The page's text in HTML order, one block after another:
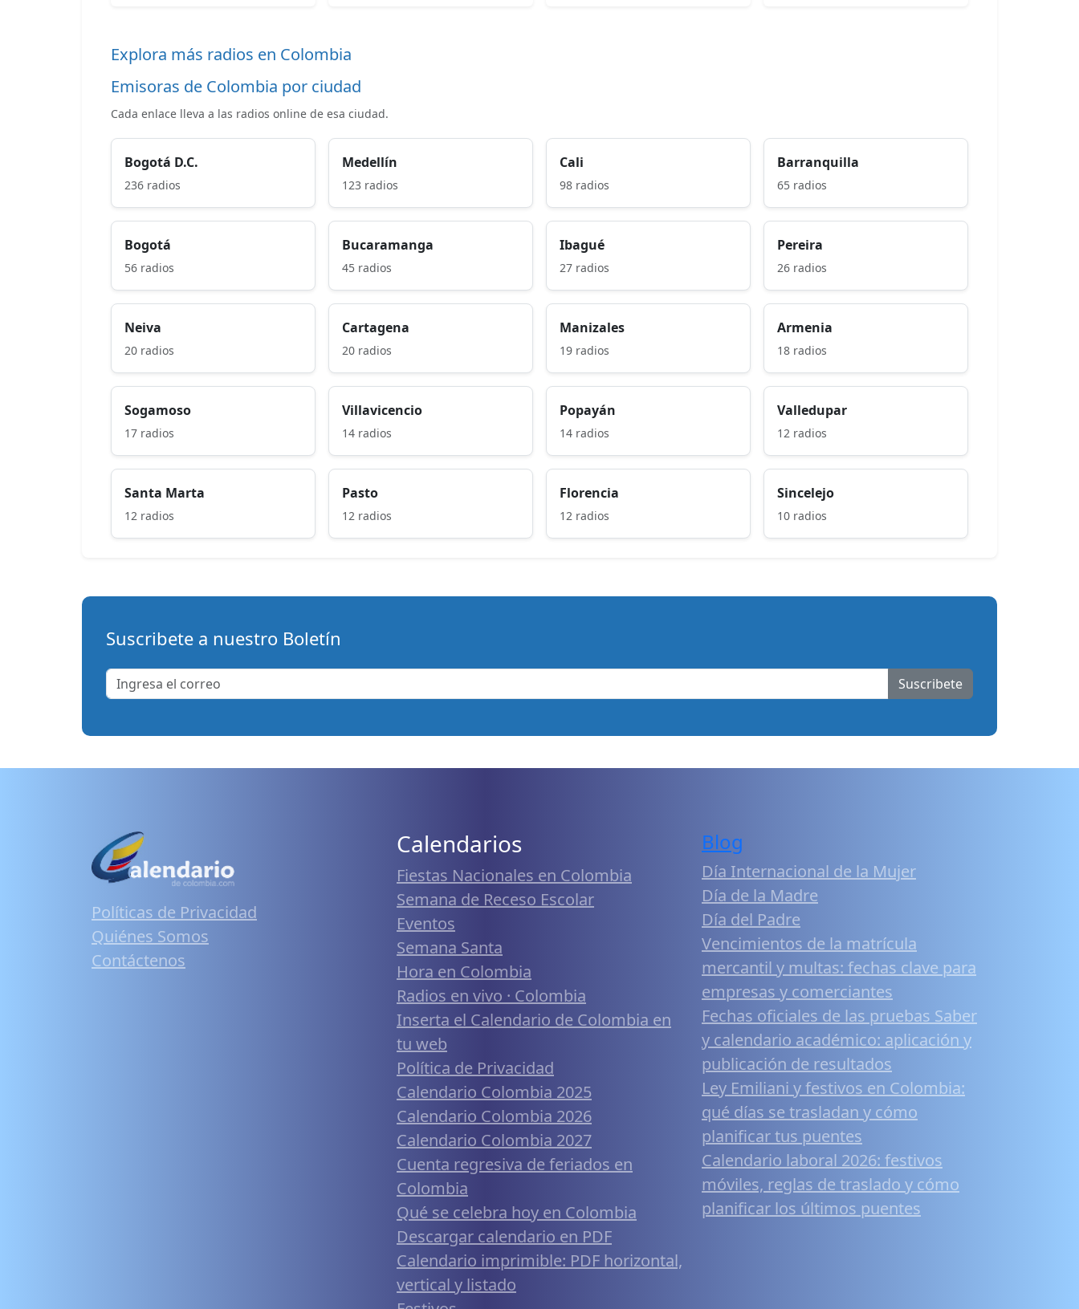
Explora más radios en Colombia
Emisoras de Colombia por ciudad
Cada enlace lleva a las radios online de esa ciudad.
Bogotá D.C.
236 radios
Medellín
123 radios
Cali
98 radios
Barranquilla
65 radios
Bogotá
56 radios
Bucaramanga
45 radios
Ibagué
27 radios
Pereira
26 radios
Neiva
20 radios
Cartagena
20 radios
Manizales
19 radios
Armenia
18 radios
Sogamoso
17 radios
Villavicencio
14 radios
Popayán
14 radios
Valledupar
12 radios
Santa Marta
12 radios
Pasto
12 radios
Florencia
12 radios
Sincelejo
10 radios
Suscribete a nuestro Boletín
Suscribete
Políticas de Privacidad
Quiénes Somos
Contáctenos
Calendarios
Fiestas Nacionales en Colombia
Semana de Receso Escolar
Eventos
Semana Santa
Hora en Colombia
Radios en vivo · Colombia
Inserta el Calendario de Colombia en
tu web
Política de Privacidad
Calendario Colombia 2025
Calendario Colombia 2026
Calendario Colombia 2027
Cuenta regresiva de feriados en
Colombia
Qué se celebra hoy en Colombia
Descargar calendario en PDF
Calendario imprimible: PDF horizontal,
vertical y listado
Blog
Día Internacional de la Mujer
Día de la Madre
Día del Padre
Vencimientos de la matrícula
mercantil y multas: fechas clave para
empresas y comerciantes
Fechas oficiales de las pruebas Saber
y calendario académico: aplicación y
publicación de resultados
Ley Emiliani y festivos en Colombia:
qué días se trasladan y cómo
planificar tus puentes
Calendario laboral 2026: festivos
móviles, reglas de traslado y cómo
planificar los últimos puentes